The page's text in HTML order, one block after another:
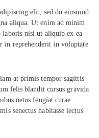
elit, sed do eiusmod
aliqua. Ut enim ad minim
laboris nisi ut aliquip ex ea
in reprehenderit in voluptate
at primis tempor sagittis
felis blandit cursus gravida
netus feugiat curae
senectus habitasse lectus